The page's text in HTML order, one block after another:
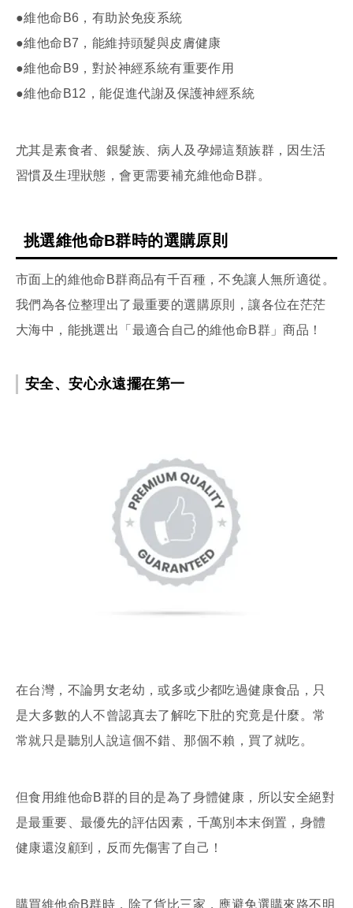
●維他命B6，有助於免疫系統
●維他命B7，能維持頭髮與皮膚健康
●維他命B9，對於神經系統有重要作用
●維他命B12，能促進代謝及保護神經系統
尤其是素食者、銀髮族、病人及孕婦這類族群，因生活
習慣及生理狀態，會更需要補充維他命B群。
挑選維他命B群時的選購原則
市面上的維他命B群商品有千百種，不免讓人無所適從。
我們為各位整理出了最重要的選購原則，讓各位在茫茫
大海中，能挑選出「最適合自己的維他命B群」商品！
安全、安心永遠擺在第一
在台灣，不論男女老幼，或多或少都吃過健康食品，只
是大多數的人不曾認真去了解吃下肚的究竟是什麼。常
常就只是聽別人說這個不錯、那個不賴，買了就吃。
但食用維他命B群的目的是為了身體健康，所以安全絕對
是最重要、最優先的評估因素，千萬別本末倒置，身體
健康還沒顧到，反而先傷害了自己！
購買維他命B群時，除了貨比三家，應避免選購來路不明